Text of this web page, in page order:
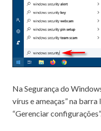
Na Segurança do
vírus e ameaças” na barra
“Gerenciar